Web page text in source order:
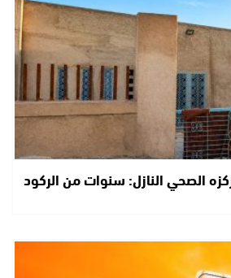
الصحي النازل: سنوات من الركود